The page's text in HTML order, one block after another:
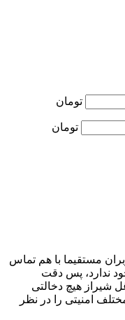
تومان
تومان
مستقیما با هم تماس
ندارد، پس دقت
شیراز هیچ دخالتی
امنیتی را در نظر